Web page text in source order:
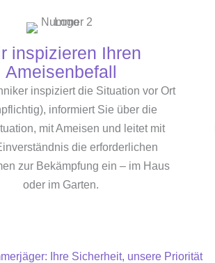
inspizieren Ihren
Ameisenbefall
inspiziert die Situation vor Ort
informiert Sie über die
mit Ameisen und leitet mit
die erforderlichen
zur Bekämpfung ein – im Haus
oder im Garten.
Ihre Sicherheit, unsere Priorität